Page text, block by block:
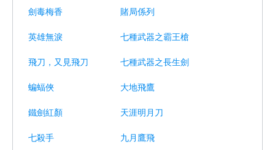
劍毒梅香 賭局係列
英雄無淚 七種武器之霸王槍
飛刀，又見飛刀 七種武器之長生劍
蝙蝠俠 大地飛鷹
鐵劍紅顏 天涯明月刀
七殺手 九月鷹飛